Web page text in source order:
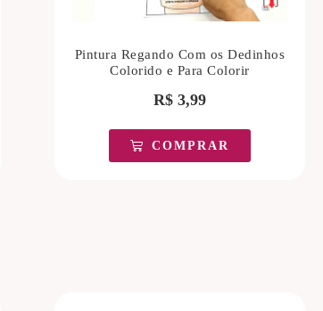
Pintura Regando Com os Dedinhos
Colorido e Para Colorir
R$ 3,99
COMPRAR